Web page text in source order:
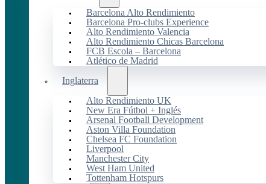
Barcelona Alto Rendimiento
Barcelona Pro-clubs Experience
Alto Rendimiento Valencia
Alto Rendimiento Chicas Barcelona
FCB Escola – Barcelona
Atlético de Madrid
Inglaterra
Alto Rendimiento UK
New Era Fútbol + Inglés
Arsenal Football Development
Aston Villa Foundation
Chelsea FC Foundation
Liverpool
Manchester City
West Ham United
Tottenham Hotspurs